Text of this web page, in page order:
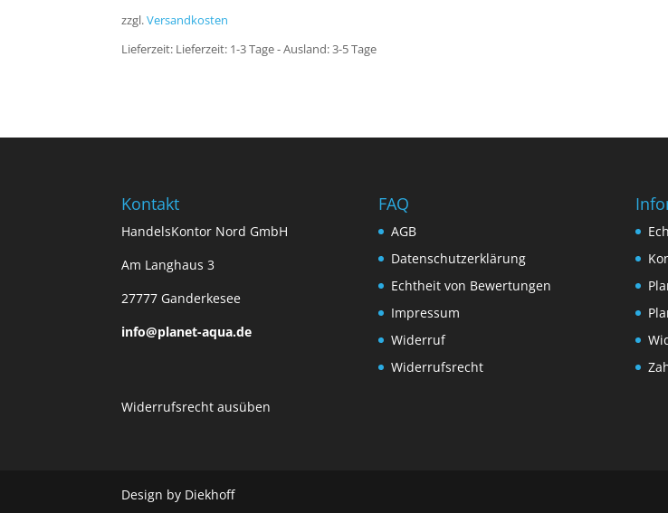
zzgl.Versandkosten
Lieferzeit: Lieferzeit: 1-3 Tage - Ausland: 3-5 Tage
Kontakt
HandelsKontor Nord GmbH
Am Langhaus 3
27777 Ganderkesee
info@planet-aqua.de
Widerrufsrecht ausüben
FAQ
AGB
Datenschutzerklärung
Echtheit von Bewertungen
Impressum
Widerruf
Widerrufsrecht
Design by Diekhoff